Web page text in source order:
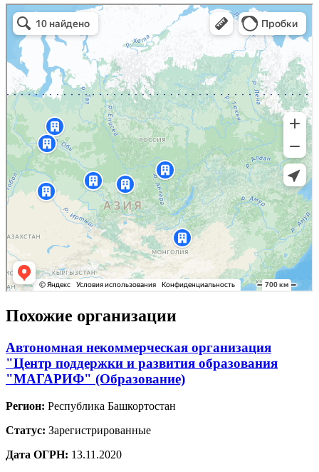
Похожие организации
Автономная некоммерческая организация
"Центр поддержки и развития образования
"МАГАРИФ" (Образование)
Регион: Республика Башкортостан
Статус: Зарегистрированные
Дата ОГРН: 13.11.2020